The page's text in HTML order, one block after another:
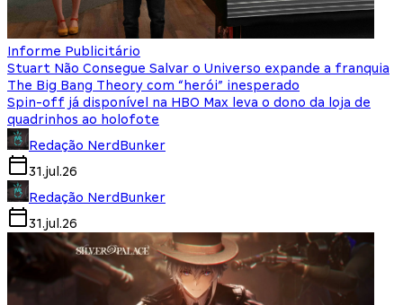
Informe Publicitário
Stuart Não Consegue Salvar o Universo expande a franquia
The Big Bang Theory com “herói” inesperado
Spin-off já disponível na HBO Max leva o dono da loja de
quadrinhos ao holofote
Redação NerdBunker
31.jul.26
Redação NerdBunker
31.jul.26